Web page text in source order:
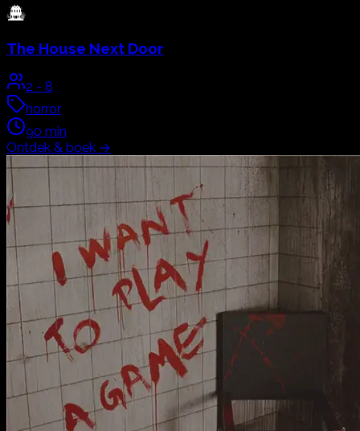
The House Next Door
2 - 8
horror
90 min
Ontdek & boek →